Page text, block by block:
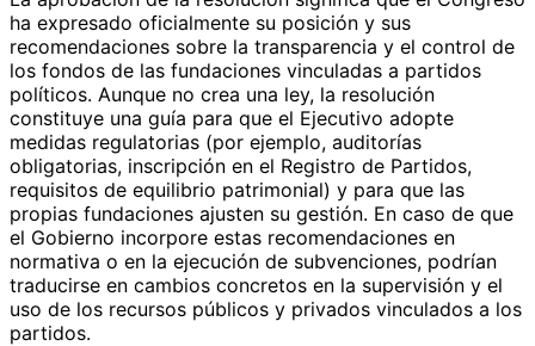
ha expresado oficialmente su posición y sus
recomendaciones sobre la transparencia y el control de
los fondos de las fundaciones vinculadas a partidos
políticos. Aunque no crea una ley, la resolución
constituye una guía para que el Ejecutivo adopte
medidas regulatorias (por ejemplo, auditorías
obligatorias, inscripción en el Registro de Partidos,
requisitos de equilibrio patrimonial) y para que las
propias fundaciones ajusten su gestión. En caso de que
el Gobierno incorpore estas recomendaciones en
normativa o en la ejecución de subvenciones, podrían
traducirse en cambios concretos en la supervisión y el
uso de los recursos públicos y privados vinculados a los
partidos.